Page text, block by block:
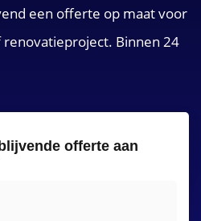
een offerte op maat voor
renovatieproject. Binnen 24
offerte aan